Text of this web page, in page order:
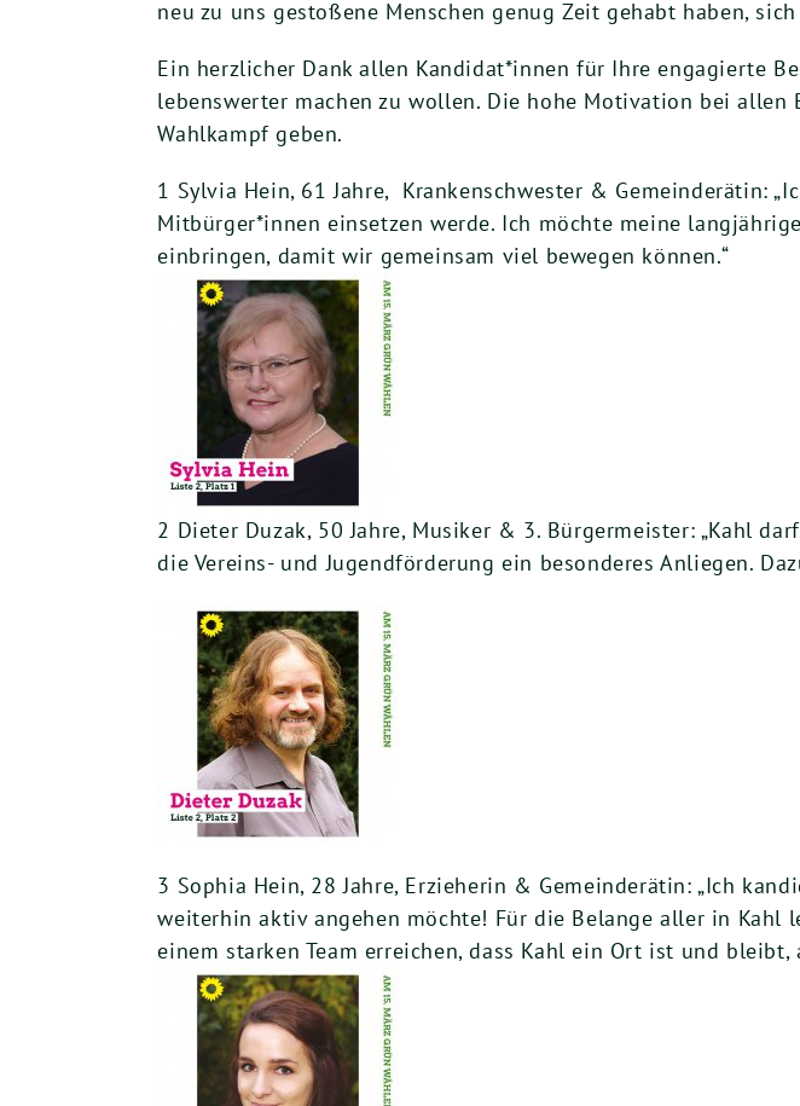
neu zu uns gestoßene Menschen genug Zeit gehabt haben,
Ein herzlicher Dank allen Kandidat*innen für Ihre engagierte
lebenswerter machen zu wollen. Die hohe Motivation bei
Wahlkampf geben.
1 Sylvia Hein, 61 Jahre, Krankenschwester & Gemeinderätin:
Mitbürger*innen einsetzen werde. Ich möchte meine
einbringen, damit wir gemeinsam viel bewegen können.“
2 Dieter Duzak, 50 Jahre, Musiker & 3. Bürgermeister: „Kahl
die Vereins- und Jugendförderung ein besonderes Anliegen.
3 Sophia Hein, 28 Jahre, Erzieherin & Gemeinderätin: „Ich
weiterhin aktiv angehen möchte! Für die Belange aller in
einem starken Team erreichen, dass Kahl ein Ort ist und